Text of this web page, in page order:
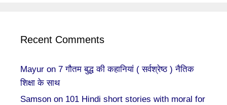
Recent Comments
Mayur on 7 गौतम बुद्ध की कहानियां ( सर्वश्रेष्ठ ) नैतिक
शिक्षा के साथ
Samson on 101 Hindi short stories with moral for